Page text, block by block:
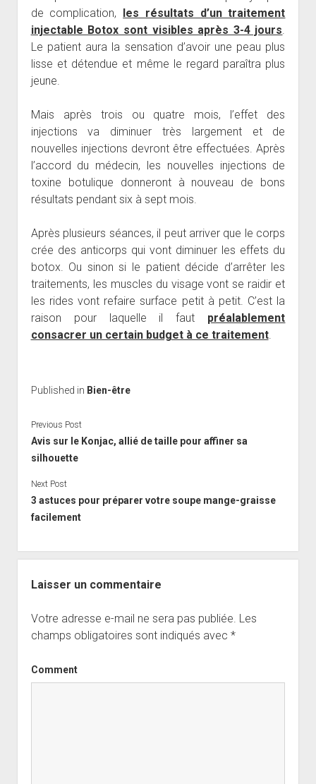
de complication,
les résultats d’un traitement
injectable Botox sont visibles après 3-4 jours.
Le patient aura la sensation d’avoir une peau plus
lisse et détendue et même le regard paraîtra plus
jeune.
Mais après trois ou quatre mois, l’effet des
injections va diminuer très largement et de
nouvelles injections devront être effectuées. Après
l’accord du médecin, les nouvelles injections de
toxine botulique donneront à nouveau de bons
résultats pendant six à sept mois.
Après plusieurs séances, il peut arriver que le corps
crée des anticorps qui vont diminuer les effets du
botox. Ou sinon si le patient décide d’arrêter les
traitements, les muscles du visage vont se raidir et
les rides vont refaire surface petit à petit. C’est la
raison pour laquelle il faut préalablement
consacrer un certain budget à ce traitement.
Published in Bien-être
Previous Post
Avis sur le Konjac, allié de taille pour affiner sa
silhouette
Next Post
3 astuces pour préparer votre soupe mange-graisse
facilement
Laisser un commentaire
Votre adresse e-mail ne sera pas publiée. Les
champs obligatoires sont indiqués avec *
Comment